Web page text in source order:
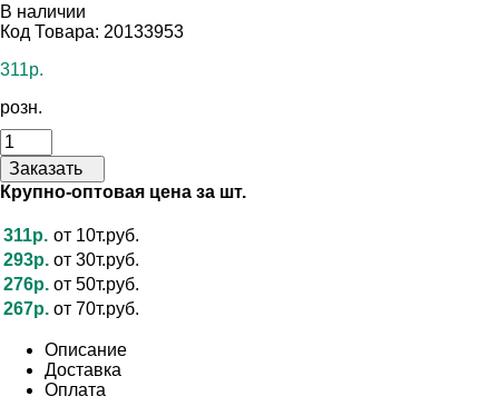
В наличии
Код Товара: 20133953
311р.
розн.
Заказать
Крупно-оптовая цена за шт.
311р. от 10т.руб.
293р. от 30т.руб.
276р. от 50т.руб.
267р. от 70т.руб.
Описание
Доставка
Оплата